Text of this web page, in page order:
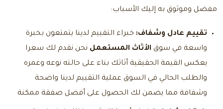
مفضل وموثوق به إليك الأسباب:
تقييم عادل وشفاف: خبراء التقييم لدينا يتمتعون بخبرة
واسعة في سوق الأثاث المستعمل نحن نقدم لك سعرا
يعكس القيمة الحقيقية أثاثك بناء على حالته نوعه وعمره
والطلب الحالي في السوق عملية التقييم لدينا واضحة
وشفافة مما يضمن لك الحصول على أفضل صفقة ممكنة